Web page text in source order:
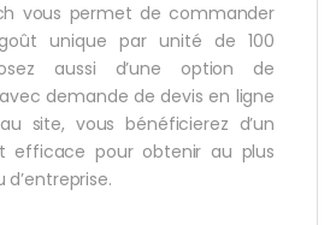
vous permet de commander
unique par unité de 100
aussi d’une option de
demande de devis en ligne
site, vous bénéficierez d’un
efficace pour obtenir au plus